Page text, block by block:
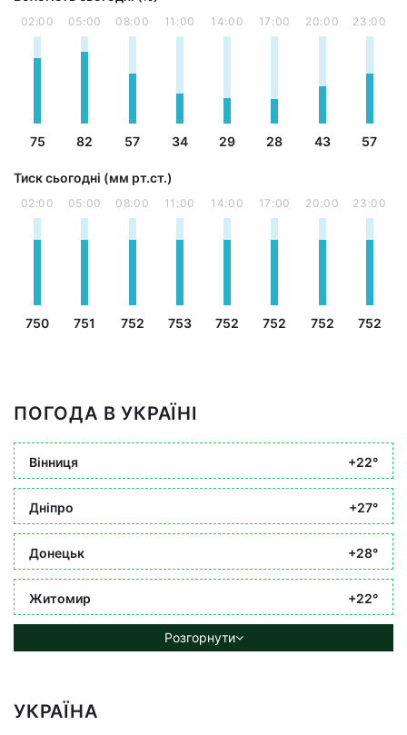
02:00
75
05:00
82
08:00
57
11:00
34
14:00
29
17:00
28
20:00
43
23:00
57
Тиск сьогодні (мм рт.ст.)
02:00
750
05:00
751
08:00
752
11:00
753
14:00
752
17:00
752
20:00
752
23:00
752
ПОГОДА В УКРАЇНІ
Вінниця +22°
Дніпро +27°
Донецьк +28°
Житомир +22°
Розгорнути
УКРАЇНА